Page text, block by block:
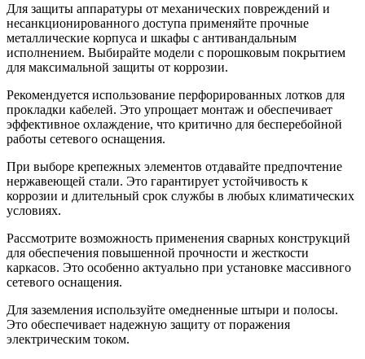
Для защиты аппаратуры от механических повреждений и
несанкционированного доступа применяйте прочные
металлические корпуса и шкафы с антивандальным
исполнением. Выбирайте модели с порошковым покрытием
для максимальной защиты от коррозии.
Рекомендуется использование перфорированных лотков для
прокладки кабелей. Это упрощает монтаж и обеспечивает
эффективное охлаждение, что критично для бесперебойной
работы сетевого оснащения.
При выборе крепежных элементов отдавайте предпочтение
нержавеющей стали. Это гарантирует устойчивость к
коррозии и длительный срок службы в любых климатических
условиях.
Рассмотрите возможность применения сварных конструкций
для обеспечения повышенной прочности и жесткости
каркасов. Это особенно актуально при установке массивного
сетевого оснащения.
Для заземления используйте омедненные штыри и полосы.
Это обеспечивает надежную защиту от поражения
электрическим током.